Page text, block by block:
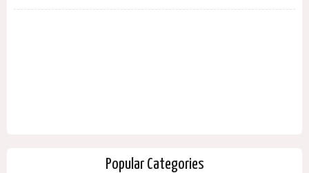
Popular Categories